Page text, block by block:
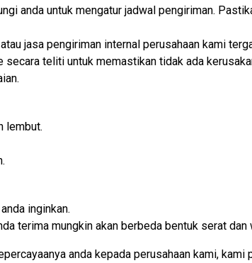
anda untuk mengatur jadwal pengiriman.
jasa pengiriman internal perusahaan kami
teliti untuk memastikan tidak ada
lembut.
inginkan.
terima mungkin akan berbeda bentuk serat dan
anda kepada perusahaan kami,